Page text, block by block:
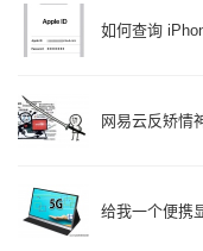
如何查询
网易云反矫情
给我一个便携